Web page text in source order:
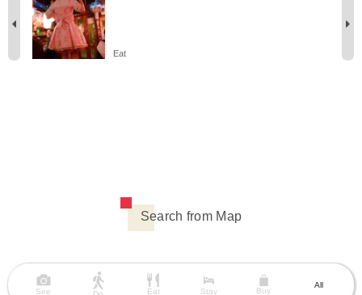
Eat
Search from Map
See Eat Stay Buy
All